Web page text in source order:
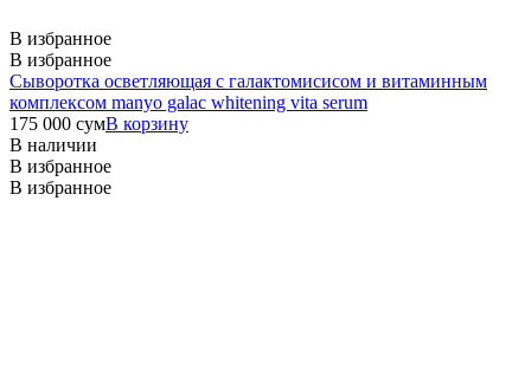
В избранное
В избранное
Сыворотка осветляющая с галактомисисом и витаминным
комплексом manyo galac whitening vita serum
175 000 сумВ корзину
В наличии
В избранное
В избранное